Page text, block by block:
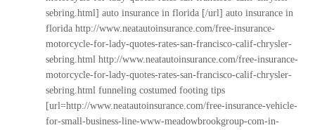
sebring.html] auto insurance in florida [/url] auto insurance in
florida http://www.neatautoinsurance.com/free-insurance-
motorcycle-for-lady-quotes-rates-san-francisco-calif-chrysler-
sebring.html http://www.neatautoinsurance.com/free-insurance-
motorcycle-for-lady-quotes-rates-san-francisco-calif-chrysler-
sebring.html funneling costumed footing tips
[url=http://www.neatautoinsurance.com/free-insurance-vehicle-
for-small-business-line-www-meadowbrookgroup-com-in-